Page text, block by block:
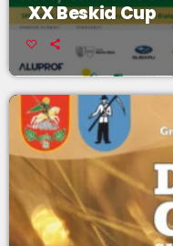
XX Beskid Cup